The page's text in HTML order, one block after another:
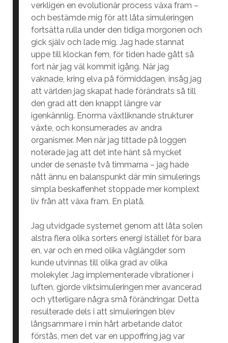
verkligen en evolutionär process växa fram –
och bestämde mig för att låta simuleringen
fortsätta rulla under den tidiga morgonen och
gick själv och lade mig. Jag hade stannat
uppe till klockan fem, för tiden hade gått så
fort när jag väl kommit igång. När jag
vaknade, kring elva på förmiddagen, insåg jag
att världen jag skapat hade förändrats så till
den grad att den knappt längre var
igenkännlig. Enorma växtliknande strukturer
växte, och konsumerades av andra
organismer. Men när jag tittade på loggen
noterade jag att det inte hänt så mycket
under de senaste två timmarna – jag hade
nått ännu en balanspunkt där min simulerings
simpla beskaffenhet stoppade mer komplext
liv från att växa fram. En platå.
Jag utvidgade systemet genom att låta solen
alstra flera olika sorters energi istället för bara
en, var och en med olika våglängder som
kunde utvinnas till olika grad av olika
molekyler. Jag implementerade vibrationer i
luften, gjorde viktsimuleringen mer avancerad
och ytterligare några små förändringar. Detta
resulterade dels i att simuleringen blev
långsammare i min hårt arbetande dator,
förstås, men det var en uppoffring jag var